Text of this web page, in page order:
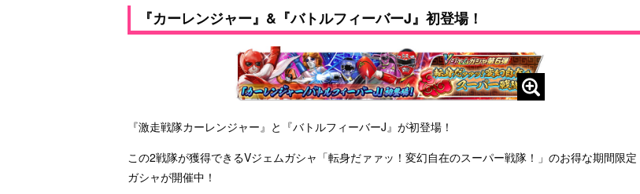
『カーレンジャー』&『バトルフィーバーJ』初登場！
『激走戦隊カーレンジャー』と『バトルフィーバーJ』が初登場！
この2戦隊が獲得できるVジェムガシャ「転身だァァッ！変幻自在のスーパー戦隊！」のお得な期間限定
ガシャが開催中！